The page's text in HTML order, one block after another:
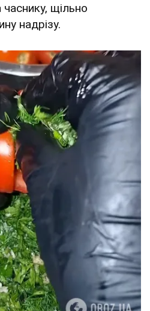
щільно
надрізу.